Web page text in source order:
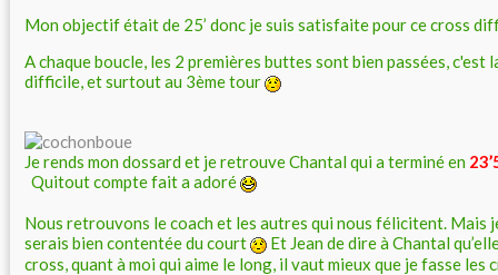
Mon objectif était de 25’ donc je suis satisfaite pour ce cross
A chaque boucle, les 2 premières buttes sont bien passées, c'est
difficile, et surtout au 3ème tour
Je rends mon dossard et je retrouve Chantal qui a terminé en
Quitout compte fait a adoré
Nous retrouvons le coach et les autres qui nous félicitent. Mais
serais bien contentée du court
Et Jean de dire à Chantal
cross, quant à moi qui aime le long, il vaut mieux que je fasse les